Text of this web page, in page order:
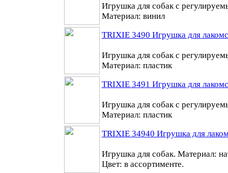
Игрушка для собак с
Материал: винил
TRIXIE 3490 Игрушка для
Игрушка для собак с
Материал: пластик
TRIXIE 3491 Игрушка для
Игрушка для собак с
Материал: пластик
TRIXIE 34940 Игрушка для
Игрушка для собак. Материал:
Цвет: в ассортименте.